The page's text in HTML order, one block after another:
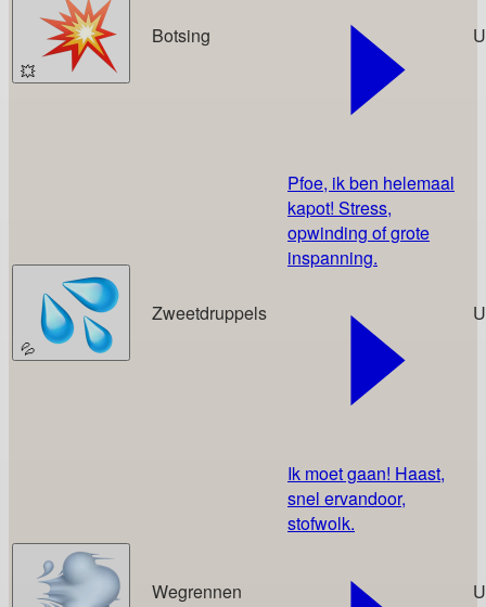
💥
Botsing
💦
Zweetdruppels
Pfoe, ik ben helemaal
kapot! Stress,
opwinding of grote
inspanning.
Wegrennen
Ik moet gaan! Haast,
snel ervandoor,
stofwolk.